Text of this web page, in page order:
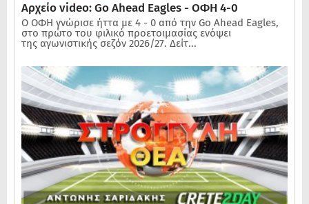
Αρχείο video: Go Ahead Eagles - ΟΦΗ 4-0
Ο ΟΦΗ γνώρισε ήττα με 4 - 0 από την Go Ahead Eagles,
στο πρώτο του φιλικό προετοιμασίας ενόψει
της αγωνιστικής σεζόν 2026/27. Δείτ...